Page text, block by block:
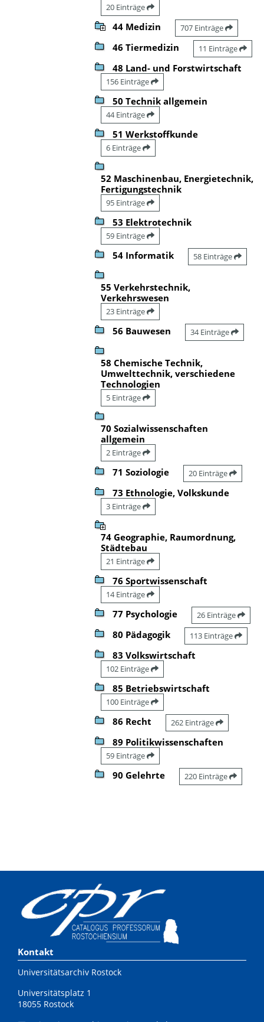
20 Einträge
44 Medizin 707 Einträge
46 Tiermedizin 11 Einträge
48 Land- und Forstwirtschaft
156 Einträge
50 Technik allgemein
44 Einträge
51 Werkstoffkunde
6 Einträge
52 Maschinenbau, Energietechnik,
Fertigungstechnik
95 Einträge
53 Elektrotechnik
59 Einträge
54 Informatik 58 Einträge
55 Verkehrstechnik,
Verkehrswesen
23 Einträge
56 Bauwesen 34 Einträge
58 Chemische Technik,
Umwelttechnik, verschiedene
Technologien
5 Einträge
70 Sozialwissenschaften
allgemein
2 Einträge
71 Soziologie 20 Einträge
73 Ethnologie, Volkskunde
3 Einträge
74 Geographie, Raumordnung,
Städtebau
21 Einträge
76 Sportwissenschaft
14 Einträge
77 Psychologie 26 Einträge
80 Pädagogik 113 Einträge
83 Volkswirtschaft
102 Einträge
85 Betriebswirtschaft
100 Einträge
86 Recht 262 Einträge
89 Politikwissenschaften
59 Einträge
90 Gelehrte 220 Einträge
Kontakt
Universitätsarchiv Rostock
Universitätsplatz 1
18055 Rostock